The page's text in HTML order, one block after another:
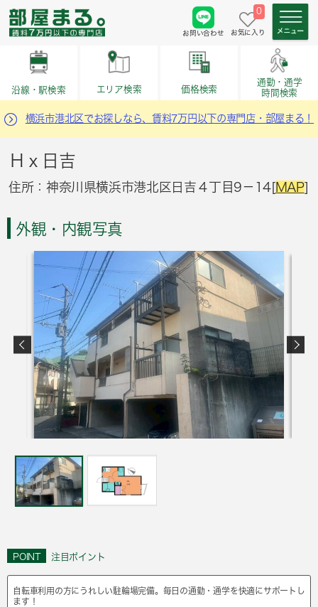
お問い合わせ
0
お気に入り
沿線・駅検索 エリア検索 価格検索
通勤・通学
時間検索
横浜市港北区でお探しなら、賃料7万円以下の専門店・部屋まる！
Ｈｘ日吉
住所：神奈川県横浜市港北区日吉４丁目9－14[MAP]
外観・内観写真
POINT 注目ポイント
自転車利用の方にうれしい駐輪場完備。毎日の通勤・通学を快適にサポートし
ます！